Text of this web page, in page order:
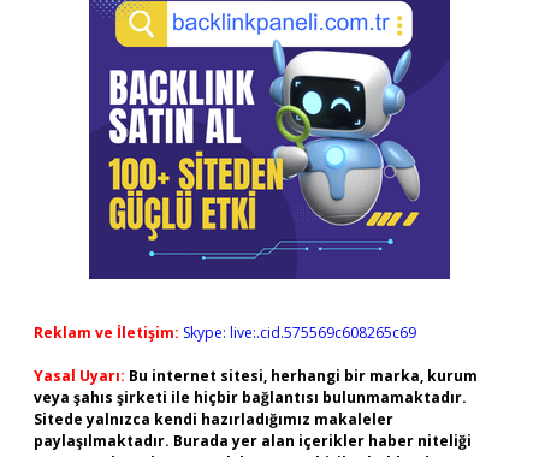
Reklam ve İletişim: Skype: live:.cid.575569c608265c69
Yasal Uyarı: Bu internet sitesi, herhangi bir marka, kurum
veya şahıs şirketi ile hiçbir bağlantısı bulunmamaktadır.
Sitede yalnızca kendi hazırladığımız makaleler
paylaşılmaktadır. Burada yer alan içerikler haber niteliği